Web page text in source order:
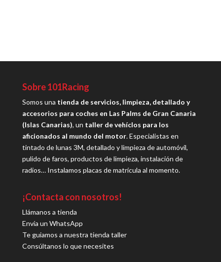
Sobre 101Racing
Somos una tienda de servicios, limpieza, detallado y
accesorios para coches en Las Palms de Gran Canaria
(Islas Canarias), un taller de vehíclos para los
aficionados al mundo del motor. Especialistas en
tintado de lunas 3M, detallado y limpieza de automóvil,
pulido de faros, productos de limpieza, instalación de
radios… Instalamos placas de matrícula al momento.
¡Contacta con nosotros!
Llámanos a tienda
Envía un WhatsApp
Te guiamos a nuestra tienda taller
Consúltanos lo que necesites